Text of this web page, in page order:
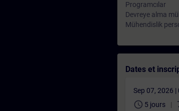
Programcılar
Devreye alma
Mühendislik
Dates et
Sep 07, 2026
schedule 5 jours